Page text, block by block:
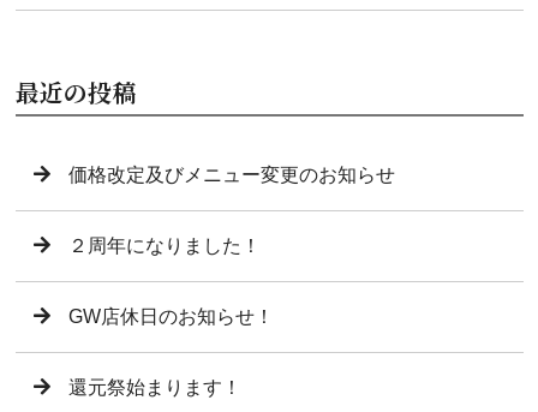
最近の投稿
価格改定及びメニュー変更のお知らせ
２周年になりました！
GW店休日のお知らせ！
還元祭始まります！